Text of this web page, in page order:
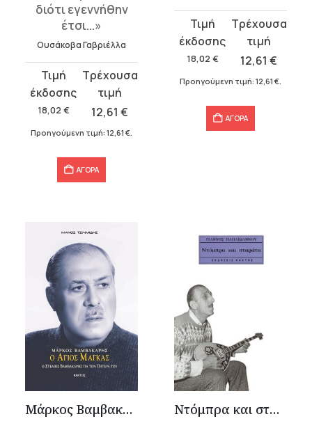
διότι εγεννήθην
έτσι...»
Ουσάκοβα Γαβριέλλα
18,02 €
Original
price
was:
18,02 €.
12,61 €
τρέχουσα
τιμή
είναι:
Προηγούμενη τιμή: 12,61 €.
ΑΓΟΡΑ
18,02 €
Original
price
was:
18,02 €.
12,61 €
τρέχουσα
τιμή
είναι:
Προηγούμενη τιμή: 12,61 €.
ΑΓΟΡΑ
Μάρκος Βαμβακάρης Ντόμπρα και σταράτα